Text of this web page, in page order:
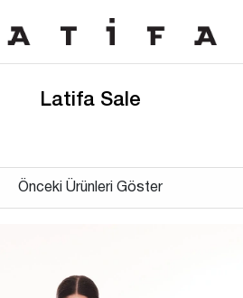
Latifa Sale
Önceki Ürünleri Göster